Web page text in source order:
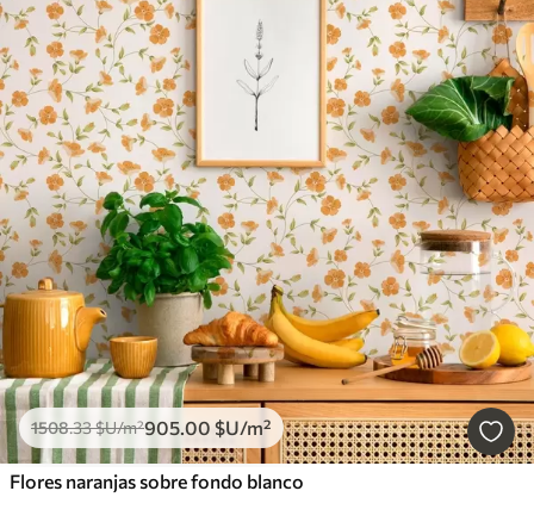
1508.33$U/m²905.00 $U/m²
Flores naranjas sobre fondo blanco